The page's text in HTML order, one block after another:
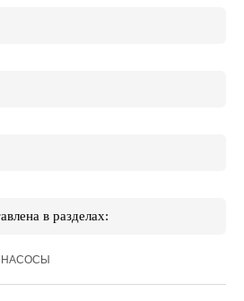
в разделах:
НАСОСЫ